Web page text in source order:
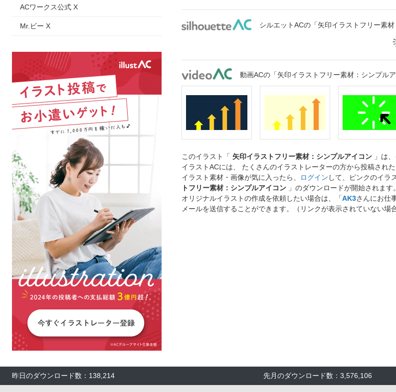
ACワークス公式 X
Mr.ビー X シルエットACの「矢印イラストフリー素
動画ACの「矢印イラストフリー素材：シンプル
このイラスト「 矢印イラストフリー素材：シンプルアイコン 」は
イラストACには、 たくさんのイラストレーターの方から投稿され
イラスト素材・画像が気に入ったら、
ログイン して、ピンクのイラ
トフリー素材：シンプルアイコン 」のダウンロードが開始されます。
オリジナルイラストの作成を依頼したい場合は、「AK3さんにお仕
メールを送信することができます。（リンクが表示されていない場
昨日のダウンロード数：138,214 先月のダウンロード数：3,576,106